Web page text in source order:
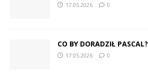
17.05.2026 0
CO BY DORADZIŁ PASCAL?
17.05.2026 0